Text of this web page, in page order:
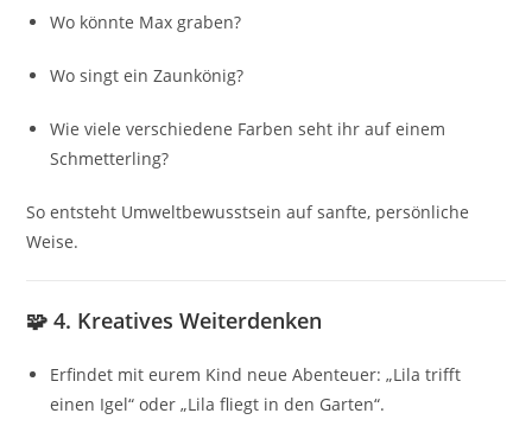
Wo könnte Max graben?
Wo singt ein Zaunkönig?
Wie viele verschiedene Farben seht ihr auf einem
Schmetterling?
So entsteht Umweltbewusstsein auf sanfte, persönliche
Weise.
🧩 4. Kreatives Weiterdenken
Erfindet mit eurem Kind neue Abenteuer: „Lila trifft
einen Igel“ oder „Lila fliegt in den Garten“.